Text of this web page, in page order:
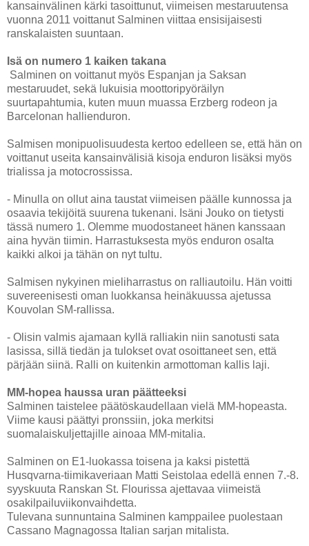
kansainvälinen kärki tasoittunut, viimeisen mestaruutensa
vuonna 2011 voittanut Salminen viittaa ensisijaisesti
ranskalaisten suuntaan.
Isä on numero 1 kaiken takana
Salminen on voittanut myös Espanjan ja Saksan
mestaruudet, sekä lukuisia moottoripyöräilyn
suurtapahtumia, kuten muun muassa Erzberg rodeon ja
Barcelonan hallienduron.
Salmisen monipuolisuudesta kertoo edelleen se, että hän on
voittanut useita kansainvälisiä kisoja enduron lisäksi myös
trialissa ja motocrossissa.
- Minulla on ollut aina taustat viimeisen päälle kunnossa ja
osaavia tekijöitä suurena tukenani. Isäni Jouko on tietysti
tässä numero 1. Olemme muodostaneet hänen kanssaan
aina hyvän tiimin. Harrastuksesta myös enduron osalta
kaikki alkoi ja tähän on nyt tultu.
Salmisen nykyinen mieliharrastus on ralliautoilu. Hän voitti
suvereenisesti oman luokkansa heinäkuussa ajetussa
Kouvolan SM-rallissa.
- Olisin valmis ajamaan kyllä ralliakin niin sanotusti sata
lasissa, sillä tiedän ja tulokset ovat osoittaneet sen, että
pärjään siinä. Ralli on kuitenkin armottoman kallis laji.
MM-hopea haussa uran päätteeksi
Salminen taistelee päätöskaudellaan vielä MM-hopeasta.
Viime kausi päättyi pronssiin, joka merkitsi
suomalaiskuljettajille ainoaa MM-mitalia.
Salminen on E1-luokassa toisena ja kaksi pistettä
Husqvarna-tiimikaveriaan Matti Seistolaa edellä ennen 7.-8.
syyskuuta Ranskan St. Flourissa ajettavaa viimeistä
osakilpailuviikonvaihdetta.
Tulevana sunnuntaina Salminen kamppailee puolestaan
Cassano Magnagossa Italian sarjan mitalista.